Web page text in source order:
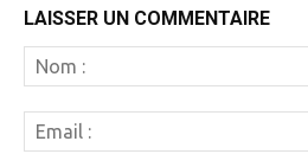
LAISSER UN COMMENTAIRE